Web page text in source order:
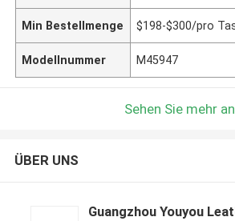
Min Bestellmenge $198-$300/pro
Modellnummer M45947
Sehen Sie mehr an
ÜBER UNS
Guangzhou Youyou